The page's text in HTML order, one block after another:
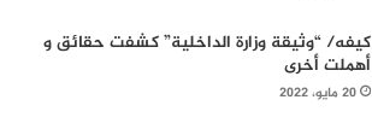
كيفه/ “وثيقة وزارة الداخلية” كشفت حقائق و
أهملت أخرى
20 مايو، 2022